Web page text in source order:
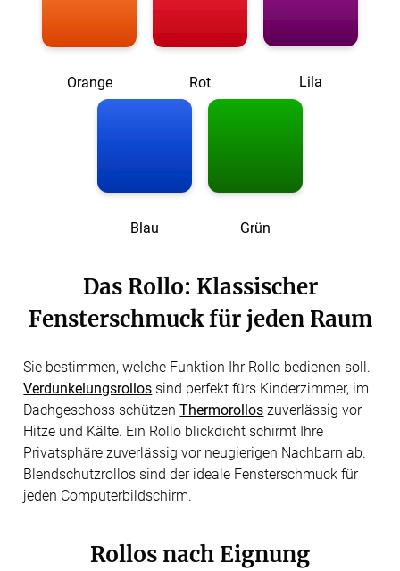
Orange Rot Lila
Blau Grün
Das Rollo: Klassischer
Fensterschmuck für jeden Raum
Sie bestimmen, welche Funktion Ihr Rollo bedienen soll.
Verdunkelungsrollos sind perfekt fürs Kinderzimmer, im
Dachgeschoss schützenThermorollos zuverlässig vor
Hitze und Kälte. Ein Rollo blickdicht schirmt Ihre
Privatsphäre zuverlässig vor neugierigen Nachbarn ab.
Blendschutzrollos sind der ideale Fensterschmuck für
jeden Computerbildschirm.
Rollos nach Eignung